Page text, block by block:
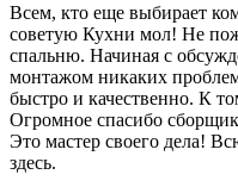
Всем, кто еще выбирает
советую Кухни мол! Не
спальню. Начиная с
монтажом никаких
быстро и качественно. К
Огромное спасибо
Это мастер своего дела!
здесь.